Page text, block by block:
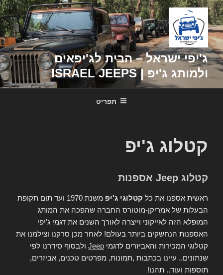
דילוג
לתוכן
ג'יפי ישראל – הבית לג'יפאים
ולמותג ג'יפ | ISRAEL JEEPS
תפריט
קטלוג ג'יפ
קטלוג Jeep אספנות
ראשית אספנו את כל קטלוגי ג'יפ
משנת 1970 ועד תום תקופת
הבעלות של אמריקן-מוטורס החברה שהפכה את המותג
המופלא הזה לאייקוני וייצרה לאורך השנים את דגמי ג'יפי
האספנות הנחשקים ביותר בעולם! לאחר מכן סרקנו וצילמנו את
קטלוגי המכירות והאביזרים לדגמי Jeep ולבסוף סידרנו לפי
שנתונים.. עיינו בכתבות ,תמונות, מפרטים טכנים, אביזרים,
תוספות ועוד.. תהנו!